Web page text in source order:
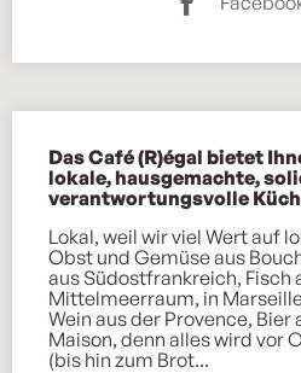
Das Café (R)égal bietet
lokale, hausgemachte,
verantwortungsvolle
Lokal, weil wir viel Wert auf
Obst und Gemüse aus
aus Südostfrankreich, Fisch
Mittelmeerraum, in
Wein aus der Provence, Bier
Maison, denn alles wird vor
(bis hin zum Brot...